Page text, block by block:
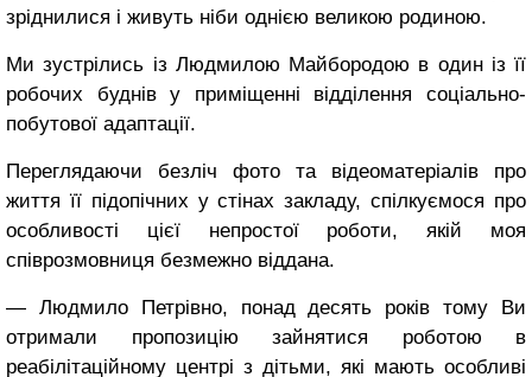
зріднилися і живуть ніби однією великою родиною.
Ми зустрілись із Людмилою Майбородою в один із її
робочих буднів у приміщенні відділення соціально-
побутової адаптації.
Переглядаючи безліч фото та відеоматеріалів про
життя її підопічних у стінах закладу, спілкуємося про
особливості цієї непростої роботи, якій моя
співрозмовниця безмежно віддана.
― Людмило Петрівно, понад десять років тому Ви
отримали пропозицію зайнятися роботою в
реабілітаційному центрі з дітьми, які мають особливі